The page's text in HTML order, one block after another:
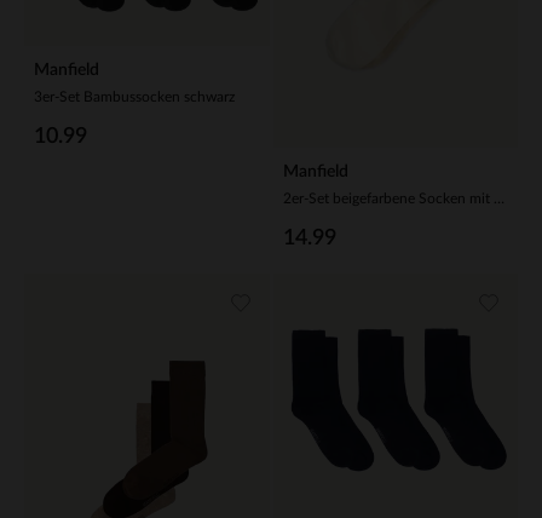
Manfield
3er-Set Bambussocken schwarz
10.99
Manfield
14.99